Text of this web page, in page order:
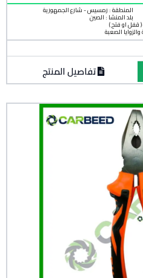
المنطقة : رمسيس - شارع الجمهورية
بلد المنشأ :الصين
تفاصيل المنتج